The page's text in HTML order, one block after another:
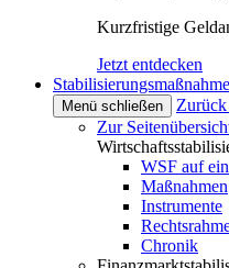
Kurzfristige
Jetzt entdecken
Menü schließen
Zur
WSF auf
Maßnahmen
Instrumente
Chronik